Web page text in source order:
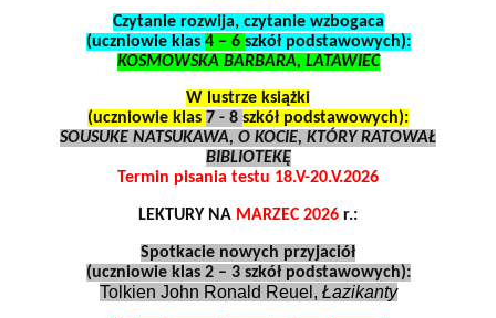
Czytanie rozwija, czytanie wzbogaca
(uczniowie klas 4 – 6 szkół podstawowych):
KOSMOWSKA BARBARA, LATAWIEC
W lustrze książki
(uczniowie klas 7 - 8 szkół podstawowych):
SOUSUKE NATSUKAWA, O KOCIE, KTÓRY RATOWAŁ
BIBLIOTEKĘ
Termin pisania testu 18.V-20.V.2026
LEKTURY NA MARZEC 2026 r.:
Spotkacie nowych przyjaciół
(uczniowie klas 2 – 3 szkół podstawowych):
Tolkien John Ronald Reuel, Łazikanty